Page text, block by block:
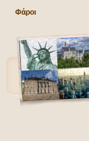
Φάροι